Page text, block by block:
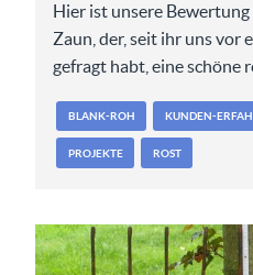
Hier ist unsere
Zaun, der, seit ihr uns vor
gefragt habt, eine schöne
BLANK-ROH KUNDEN-
PROJEKTE ROST